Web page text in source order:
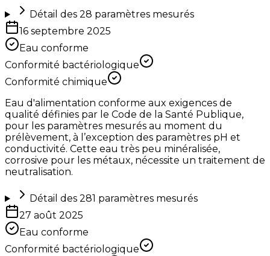
Détail des 28 paramètres mesurés
16 septembre 2025
Eau conforme
Conformité bactériologique
Conformité chimique
Eau d'alimentation conforme aux exigences de
qualité définies par le Code de la Santé Publique,
pour les paramètres mesurés au moment du
prélèvement, à l’exception des paramètres pH et
conductivité. Cette eau très peu minéralisée,
corrosive pour les métaux, nécessite un traitement de
neutralisation.
Détail des 281 paramètres mesurés
27 août 2025
Eau conforme
Conformité bactériologique